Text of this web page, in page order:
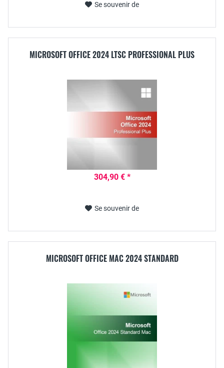
Se souvenir de
MICROSOFT OFFICE 2024 LTSC PROFESSIONAL PLUS
304,90 € *
Se souvenir de
MICROSOFT OFFICE MAC 2024 STANDARD